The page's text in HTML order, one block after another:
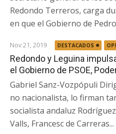
Redondo Terreros, carga
en que el Gobierno de
Nov 21, 2019 DESTACADOS
Redondo y Leguina
el Gobierno de PSOE,
Gabriel Sanz-Vozpópuli
no nacionalista, lo firman
socialista andaluz
Valls, Francesc de Carreras...